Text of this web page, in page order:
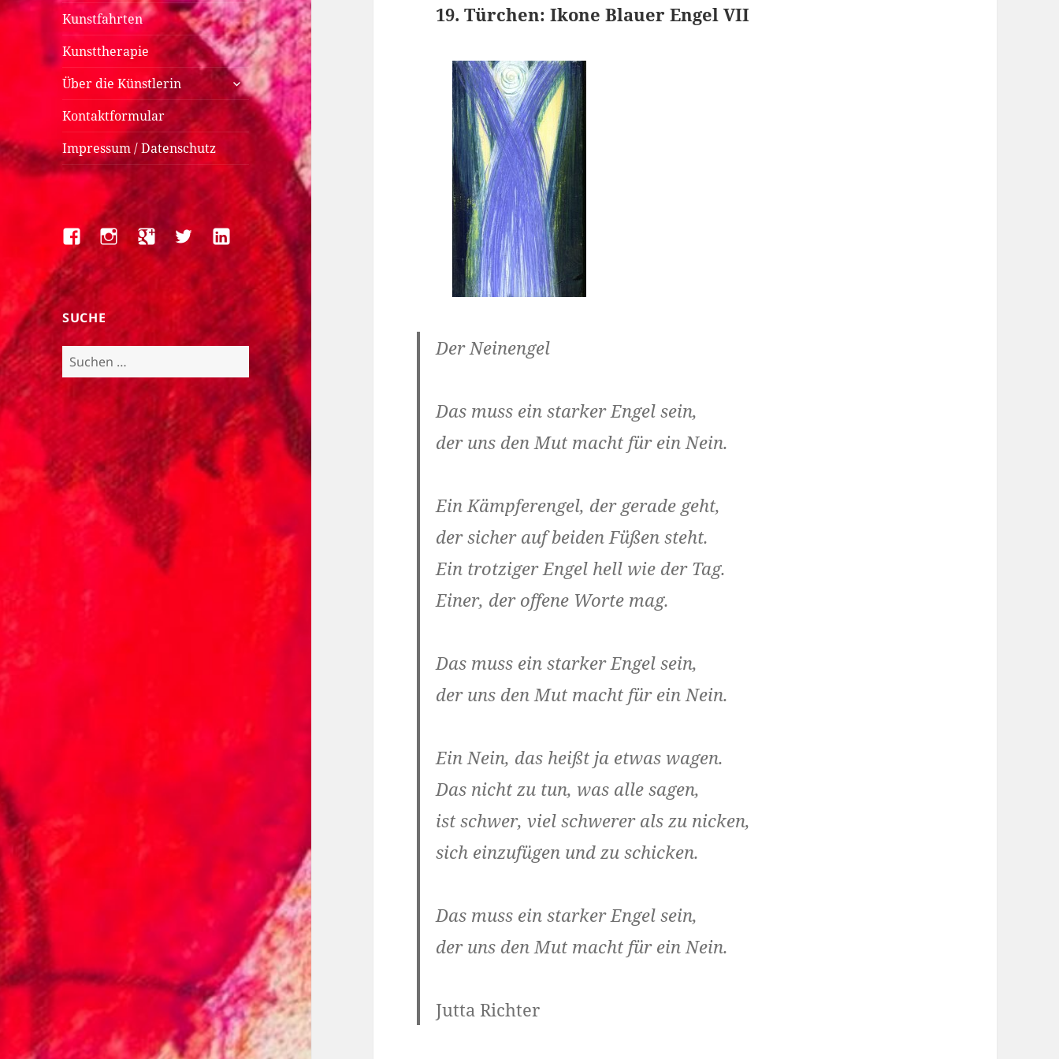
Kunstfahrten
Kunsttherapie
Über die Künstlerin
untermenü
anzeigen
Kontaktformular
Impressum / Datenschutz
FacebookInstagramGoogle+TwitterLinkedIn
SUCHE
Suchen
nach:
19. Türchen: Ikone Blauer Engel VII
Der Neinengel
Das muss ein starker Engel sein,
der uns den Mut macht für ein Nein.
Ein Kämpferengel, der gerade geht,
der sicher auf beiden Füßen steht.
Ein trotziger Engel hell wie der Tag.
Einer, der offene Worte mag.
Das muss ein starker Engel sein,
der uns den Mut macht für ein Nein.
Ein Nein, das heißt ja etwas wagen.
Das nicht zu tun, was alle sagen,
ist schwer, viel schwerer als zu nicken,
sich einzufügen und zu schicken.
Das muss ein starker Engel sein,
der uns den Mut macht für ein Nein.
Jutta Richter